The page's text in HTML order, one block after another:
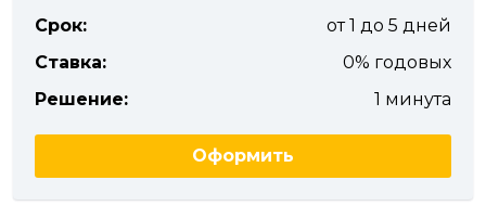
Срок:
от 1 до 5 дней
Ставка:
0% годовых
Решение:
1 минута
Оформить